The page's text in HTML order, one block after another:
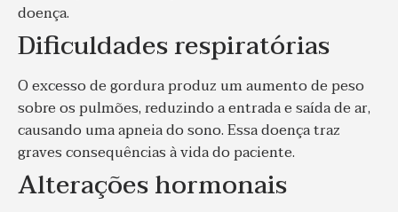
doença.
Dificuldades respiratórias
O excesso de gordura produz um aumento de peso
sobre os pulmões, reduzindo a entrada e saída de ar,
causando uma apneia do sono. Essa doença traz
graves consequências à vida do paciente.
Alterações hormonais